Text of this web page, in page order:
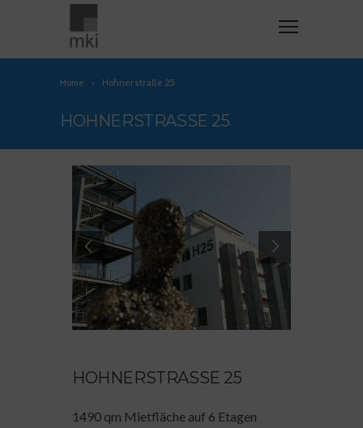
Home Hohnerstraße 25
HOHNERSTRASSE 25
HOHNERSTRASSE 25
1490 qm Mietfläche auf 6 Etagen